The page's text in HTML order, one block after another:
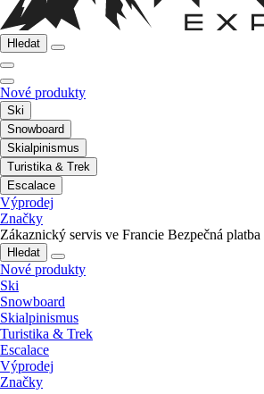
Hledat
Nové produkty
Ski
Snowboard
Skialpinismus
Turistika & Trek
Escalace
Výprodej
Značky
Zákaznický servis ve Francie Bezpečná platba
Hledat
Nové produkty
Ski
Snowboard
Skialpinismus
Turistika & Trek
Escalace
Výprodej
Značky